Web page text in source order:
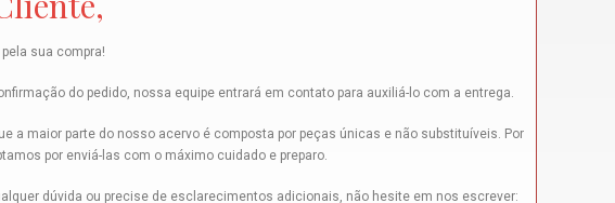
sua compra!
do pedido, nossa equipe entrará em contato para auxiliá-lo com a entrega.
a maior parte do nosso acervo é composta por peças únicas e não substituíveis. Por
por enviá-las com o máximo cuidado e preparo.
dúvida ou precise de esclarecimentos adicionais, não hesite em nos escrever: